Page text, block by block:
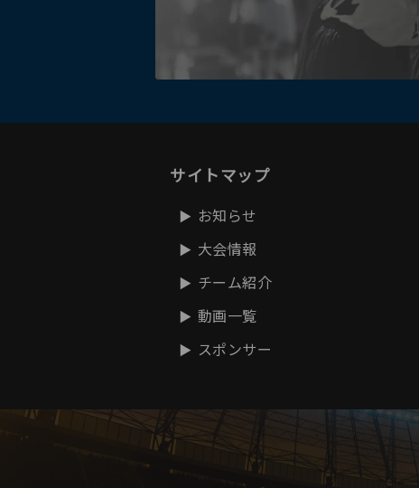
サイトマップ
お知らせ
大会情報
チーム紹介
動画一覧
スポンサー